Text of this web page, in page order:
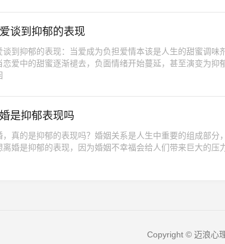
谈到抑郁的表现
谈到抑郁的表现：当爱成为负担爱情本该是人生的甜蜜调味
恋爱中的甜蜜逐渐褪去，负面情绪开始蔓延，甚至演变为抑
是抑郁表现吗
，真的是抑郁的表现吗？婚姻关系是人生中重要的组成部
离婚是抑郁的表现，因为婚姻不幸福会给人们带来巨大的
Copyright © 迈浪心